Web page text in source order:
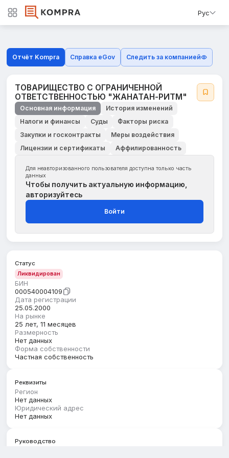
Рус
Отчёт Kompra Справка eGov Следить за компанией
ТОВАРИЩЕСТВО С ОГРАНИЧЕННОЙ
ОТВЕТСТВЕННОСТЬЮ "ЖАНАТАН-РИТМ"
Основная информация
История изменений
Налоги и финансы
Суды
Факторы риска
Закупки и госконтракты
Меры воздействия
Лицензии и сертификаты
Аффилированность
Для неавторизованного пользователя доступна только часть
данных
Чтобы получить актуальную информацию,
авторизуйтесь
Войти
Статус
Ликвидирован
БИН
000540004109
Дата регистрации
25.05.2000
На рынке
25 лет, 11 месяцев
Размерность
Нет данных
Форма собственности
Частная собственность
Реквизиты
Регион
Нет данных
Юридический адрес
Нет данных
Руководство